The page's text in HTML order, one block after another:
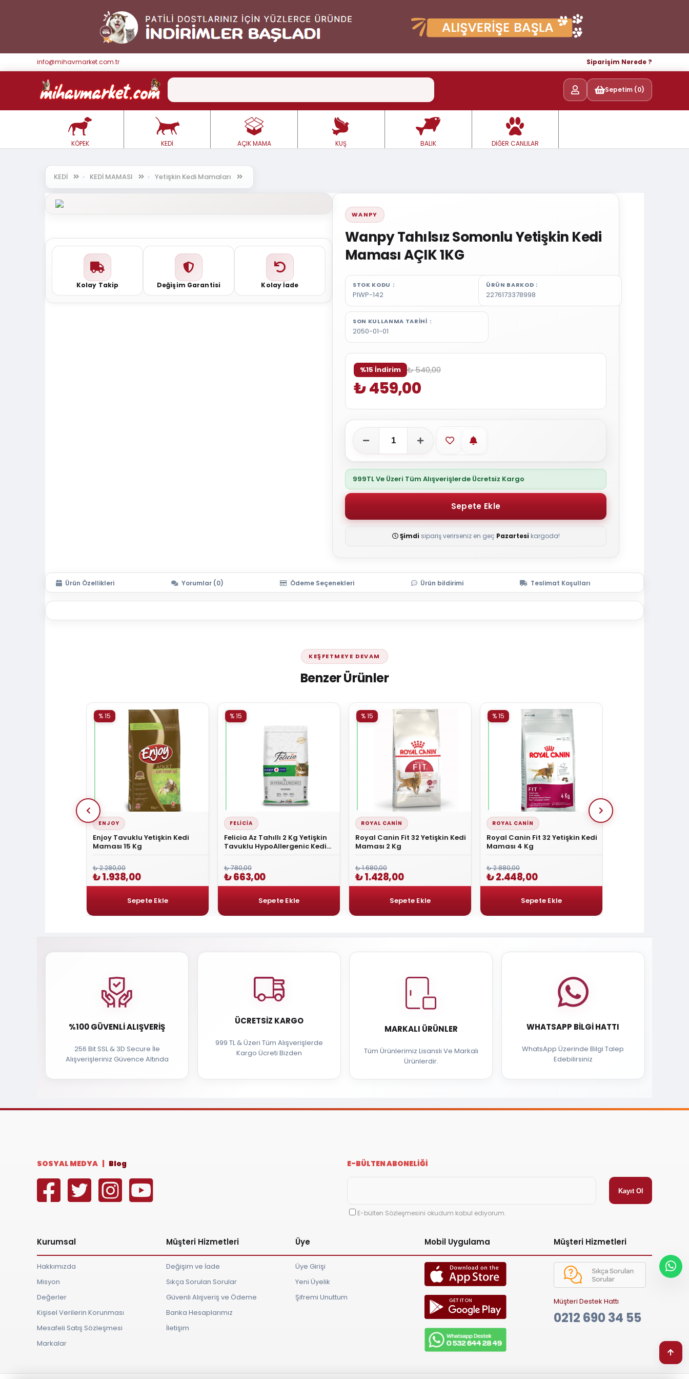
info@mihavmarket.com.tr Siparişim Nerede ?
Sepetim (0)
KÖPEK KEDİ AÇIK MAMA KUŞ BALIK DİĞER CANLILAR
KEDİ KEDİ MAMASI Yetişkin Kedi Mamaları
Kolay Takip Değişim Garantisi Kolay İade
WANPY
Wanpy Tahılsız Somonlu Yetişkin Kedi
Maması AÇIK 1KG
STOK KODU
PIWP-142
ÜRÜN BARKOD
2276173378998
SON KULLANMA TARIHI
2050-01-01
%15 İndirim ₺ 540,00
₺ 459,00
Favorilere ekle
Stoğa gelince haber ver
999TL Ve Üzeri Tüm Alışverişlerde Ücretsiz Kargo
Şimdi sipariş verirseniz en geç Pazartesi kargoda!
Ürün Özellikleri Yorumlar (0) Ödeme Seçenekleri Ürün bildirimi Teslimat Koşulları
KEŞFETMEYE DEVAM
Benzer Ürünler
ENJOY
Enjoy Tavuklu Yetişkin Kedi
Maması 15 Kg
% 15
₺ 2.280,00
₺ 1.938,00
FELICIA
Felicia Az Tahıllı 2 Kg Yetişkin
Tavuklu HypoAllergenic Kedi
% 15
₺ 780,00
₺ 663,00
ROYAL CANIN
Royal Canin Fit 32 Yetişkin Kedi
Maması 2 Kg
% 15
₺ 1.680,00
₺ 1.428,00
ROYAL CANIN
Royal Canin Fit 32 Yetişkin Kedi
Maması 4 Kg
% 15
₺ 2.880,00
₺ 2.448,00
%100 GÜVENLI ALIŞVERIŞ
256 Bit SSL & 3D Secure İle
Alışverişleriniz Güvence Altında
ÜCRETSIZ KARGO
999 TL & Üzeri Tüm Alışverişlerde
Kargo Ücreti Bizden
MARKALI ÜRÜNLER
Tüm Ürünlerimiz Lisanslı Ve Markalı
Ürünlerdir.
WHATSAPP BILGI HATTI
WhatsApp Üzerinde Bilgi Talep
Edebilirsiniz
SOSYAL MEDYA | Blog E-BÜLTEN ABONELİĞİ
E-bülten Sözleşmesini okudum kabul ediyorum.
Kurumsal
Hakkımızda
Misyon
Değerler
Kişisel Verilerin Korunması
Mesafeli Satış Sözleşmesi
Markalar
Müşteri Hizmetleri
Değişim ve İade
Sıkça Sorulan Sorular
Güvenli Alışveriş ve Ödeme
Banka Hesaplarımız
İletişim
Üye
Üye Girişi
Yeni Üyelik
Şifremi Unuttum
Mobil Uygulama Müşteri Hizmetleri
Müşteri Destek Hattı
0212 690 34 55